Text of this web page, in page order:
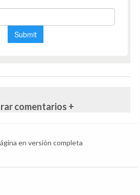
comentarios +
en versión completa